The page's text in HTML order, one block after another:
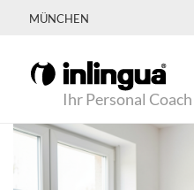
MÜNCHEN
Ihr Personal